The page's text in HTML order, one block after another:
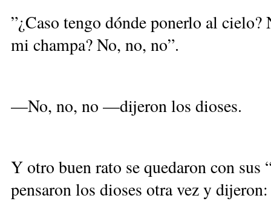
”¿Caso tengo dónde ponerlo al
mi champa? No, no, no”.
—No, no, no —dijeron los dioses.
Y otro buen rato se quedaron con sus
pensaron los dioses otra vez y dijeron: